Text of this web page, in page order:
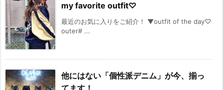
my favorite outfit♡
最近のお気に入りをご紹介！ ▼outfit of the day♡
outer# ...
他にはない「個性派デニム」が今、揃っ